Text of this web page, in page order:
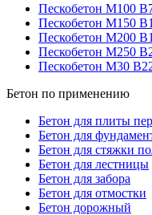
Пескобетон М100
Пескобетон М150
Пескобетон М200
Пескобетон М250
Пескобетон М30
Бетон по применению
Бетон для плиты
Бетон для
Бетон для стяжки
Бетон для лестницы
Бетон для забора
Бетон для отмостки
Бетон дорожный